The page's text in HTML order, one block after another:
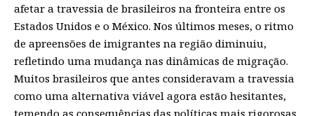
afetar a travessia de brasileiros na fronteira entre os
Estados Unidos e o México. Nos últimos meses, o ritmo
de apreensões de imigrantes na região diminuiu,
refletindo uma mudança nas dinâmicas de migração.
Muitos brasileiros que antes consideravam a travessia
como uma alternativa viável agora estão hesitantes,
temendo as consequências das políticas mais rigorosas.